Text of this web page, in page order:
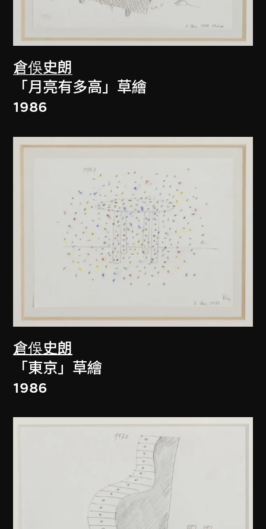
倉俁史朗
「月亮有多高」草繪
1986
倉俁史朗
「東京」草繪
1986